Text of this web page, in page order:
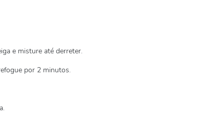
e misture até derreter.
por 2 minutos.